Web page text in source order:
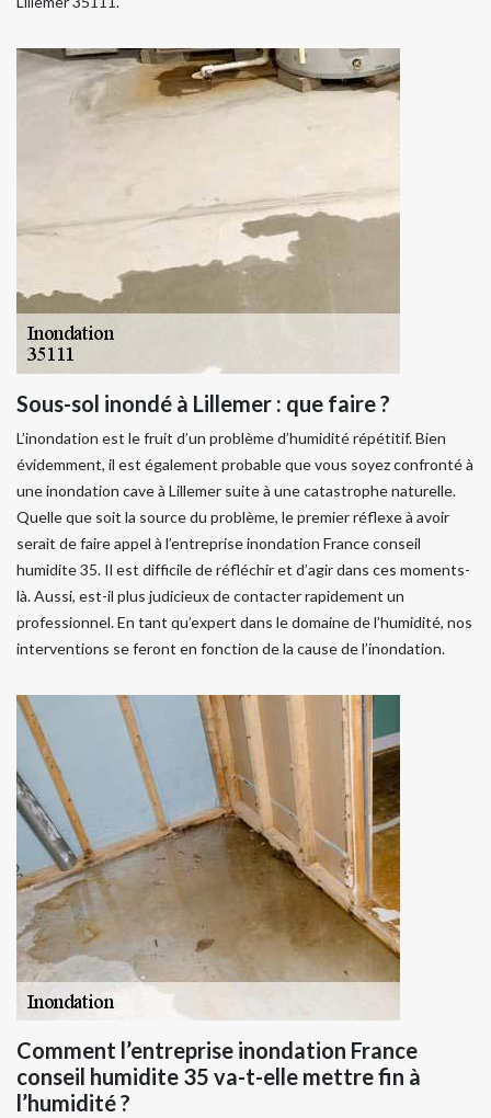
Sous-sol inondé à Lillemer : que faire ?
L’inondation est le fruit d’un problème d’humidité répétitif. Bien
évidemment, il est également probable que vous soyez confronté à
une inondation cave à Lillemer suite à une catastrophe naturelle.
Quelle que soit la source du problème, le premier réflexe à avoir
serait de faire appel à l’entreprise inondation France conseil
humidite 35. Il est difficile de réfléchir et d’agir dans ces moments-
là. Aussi, est-il plus judicieux de contacter rapidement un
professionnel. En tant qu’expert dans le domaine de l’humidité, nos
interventions se feront en fonction de la cause de l’inondation.
Comment l’entreprise inondation France
conseil humidite 35 va-t-elle mettre fin à
l’humidité ?